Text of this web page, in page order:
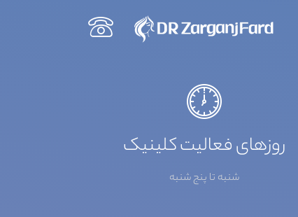
روزهای فعالیت کلینیک
شنبه تا پنج شنبه